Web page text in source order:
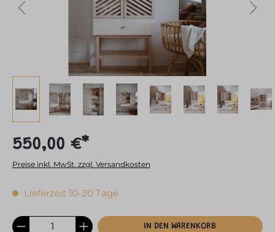
550,00 €*
Preise inkl. MwSt. zzgl. Versandkosten
Lieferzeit 10-20 Tage
IN DEN WARENKORB